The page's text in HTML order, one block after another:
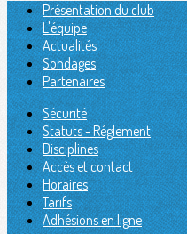
Présentation du club
L'équipe
Actualités
Sondages
Partenaires
Sécurité
Statuts - Réglement
Disciplines
Accès et contact
Horaires
Tarifs
Adhésions en ligne